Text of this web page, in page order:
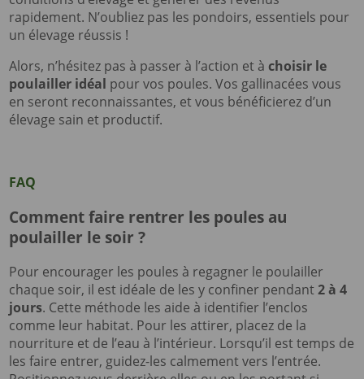
rapidement. N’oubliez pas les pondoirs, essentiels pour
un élevage réussis !
Alors, n’hésitez pas à passer à l’action et àchoisir le
poulailler idéal pour vos poules. Vos gallinacées vous
en seront reconnaissantes, et vous bénéficierez d’un
élevage sain et productif.
FAQ
Comment faire rentrer les poules au
poulailler le soir ?
Pour encourager les poules à regagner le poulailler
chaque soir, il est idéale de les y confiner pendant2 à 4
jours. Cette méthode les aide à identifier l’enclos
comme leur habitat. Pour les attirer, placez de la
nourriture et de l’eau à l’intérieur. Lorsqu’il est temps de
les faire entrer, guidez-les calmement vers l’entrée.